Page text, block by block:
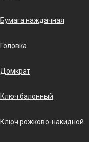
Бумага наждачная
Головка
Домкрат
Ключ балонный
Ключ рожково-накидной